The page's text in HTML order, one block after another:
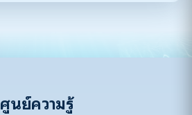
ศูนย์ความรู้